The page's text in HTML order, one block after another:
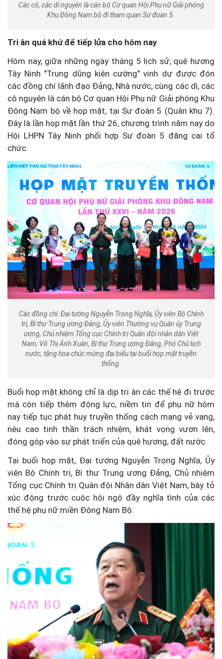
Các cô, các dì nguyên là cán bộ Cơ quan Hội Phụ nữ Giải phóng
Khu Đông Nam bộ đi tham quan Sư đoàn 5.
Tri ân quá khứ để tiếp lửa cho hôm nay
Hôm nay, giữa những ngày tháng 5 lịch sử, quê hương
Tây Ninh "Trung dũng kiên cường" vinh dự được đón
các đồng chí lãnh đạo Đảng, Nhà nước, cùng các dì, các
cô nguyên là cán bộ Cơ quan Hội Phụ nữ Giải phóng Khu
Đông Nam bộ về họp mặt, tại Sư đoàn 5 (Quân khu 7).
Đây là lần họp mặt lần thứ 26, chương trình năm nay do
Hội LHPN Tây Ninh phối hợp Sư đoàn 5 đăng cai tổ
chức.
Các đồng chí: Đại tướng Nguyễn Trọng Nghĩa, Ủy viên Bộ Chính
trị, Bí thư Trung ương Đảng, Ủy viên Thường vụ Quân ủy Trung
ương, Chủ nhiệm Tổng cục Chính trị Quân đội nhân dân Việt
Nam; Võ Thị Ánh Xuân, Bí thư Trung ương Đảng, Phó Chủ tịch
nước, tặng hoa chúc mừng đại biểu tại buổi họp mặt truyền
thống.
Buổi họp mặt không chỉ là dịp tri ân các thế hệ đi trước
mà còn tiếp thêm động lực, niềm tin để phụ nữ hôm
nay tiếp tục phát huy truyền thống cách mạng vẻ vang,
nêu cao tinh thần trách nhiệm, khát vọng vươn lên,
đóng góp vào sự phát triển của quê hương, đất nước.
Tại buổi họp mặt, Đại tướng Nguyễn Trọng Nghĩa, Ủy
viên Bộ Chính trị, Bí thư Trung ương Đảng, Chủ nhiệm
Tổng cục Chính trị Quân đội Nhân dân Việt Nam, bày tỏ
xúc động trước cuộc hội ngộ đầy nghĩa tình của các
thế hệ phụ nữ miền Đông Nam Bộ.